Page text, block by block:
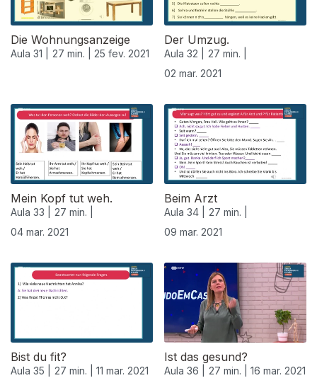
Die Wohnungsanzeige
Aula 31 | 27 min. | 25 fev. 2021
Der Umzug.
Aula 32 |
27 min. |
02 mar. 2021
Mein Kopf tut weh.
Aula 33 |
27 min. |
04 mar. 2021
Beim Arzt
Aula 34 |
27 min. |
09 mar. 2021
Bist du fit?
Aula 35 | 27 min. | 11 mar. 2021
Ist das gesund?
Aula 36 | 27 min. | 16 mar. 2021
530874